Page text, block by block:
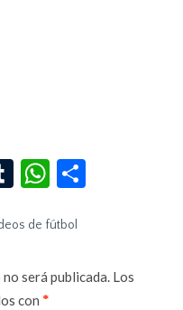
TumblrWhatsApp
de fútbol
será publicada. Los
con*